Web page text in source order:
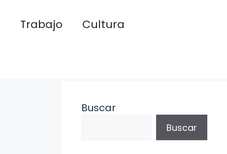
Trabajo
Cultura
Buscar
Buscar